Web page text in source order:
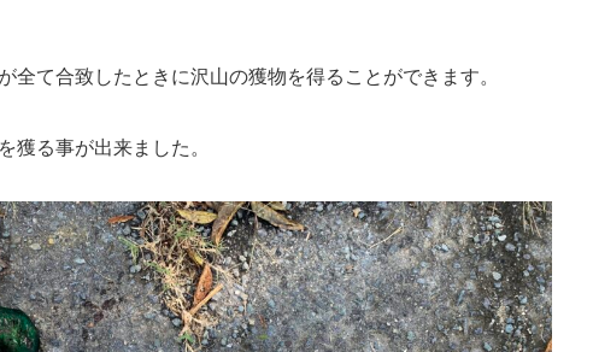
全て合致したときに沢山の獲物を得ることができます。
獲る事が出来ました。